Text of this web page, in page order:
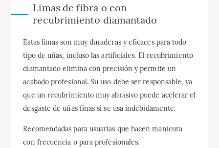
Limas de fibra o con
recubrimiento diamantado
Estas limas son muy duraderas y eficaces para todo
tipo de uñas, incluso las artificiales. El recubrimiento
diamantado elimina con precisión y permite un
acabado profesional. Su uso debe ser responsable, ya
que un recubrimiento muy abrasivo puede acelerar el
desgaste de uñas finas si se usa indebidamente.
Recomendadas para usuarias que hacen manicura
con frecuencia o para profesionales.